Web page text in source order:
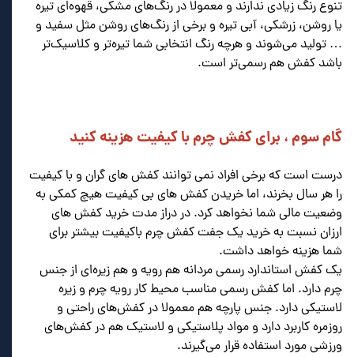
تنوع رنگ زیادی ندارند و معمولا در رنگ‌های مشکی، قهوه‌ای تیره
یا روشن، زرشکی، آبی تیره و برخی از رنگ‌های روشن مثل سفید و
… تولید می‌شوند و هرچه رنگ انتخابی شما تیره‌تر و کلاسیک‌تر
باشد کفش هم رسمی‌تر است.
گام سوم ، برای کفش چرم با کیفیت هزینه کنید
درست است که برخی افراد نمی توانند کفش های گران و با کیفیت
را هر سال بخرند، اما خریدن کفش های بی کیفیت هیچ کمکی به
وضعیت مالی شما نخواهد کرد. در دراز مدت خرید کفش های
ارزان نسبت به خرید یک جفت کفش چرم باکیفیت بیشتر برای
شما هزینه خواهد داشت.
یک کفش استاندارد رسمی مردانه هم رویه و هم زیره‌ای از جنس
چرم دارد. اما کفش رسمی مناسب محیط کار رویه چرم و زیره
لاستیکی دارد. جنس پارچه هم معمولا در کفش‌های راحتی و
روزمره کاربرد دارد و مواد پلاستیکی و لاستیک هم در کفش‌های
ورزشی مورد استفاده قرار می‌گیرند.